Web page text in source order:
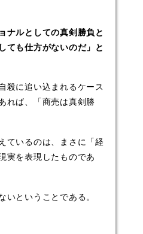
ナルとしての真剣勝負と
ても仕方がないのだ」と
殺に追い込まれるケース
れば、「商売は真剣勝
ているのは、まさに「経
実を表現したものであ
ということである。